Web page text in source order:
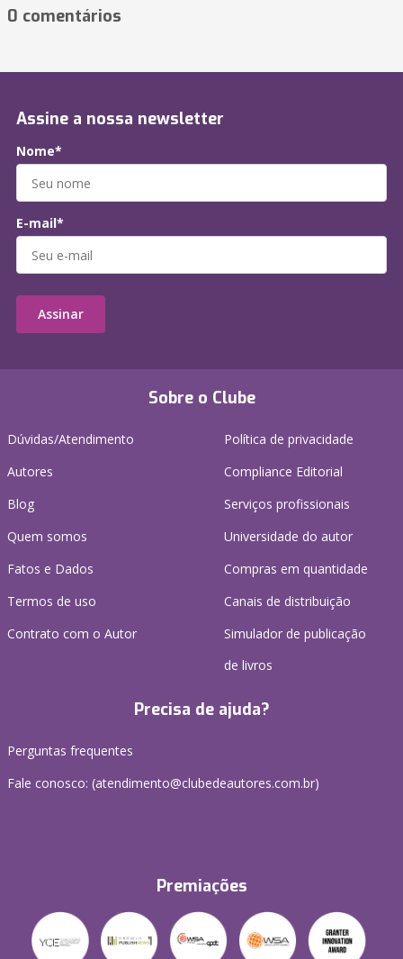
0 comentários
Sobre o Clube
Dúvidas/Atendimento
Autores
Blog
Quem somos
Fatos e Dados
Termos de uso
Contrato com o Autor
Política de privacidade
Compliance Editorial
Serviços profissionais
Universidade do autor
Compras em quantidade
Canais de distribuição
Simulador de publicação
de livros
Precisa de ajuda?
Perguntas frequentes
Fale conosco: (atendimento@clubedeautores.com.br)
Premiações
Assine a nossa newsletter
Nome*
E-mail*
Assinar